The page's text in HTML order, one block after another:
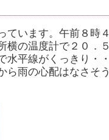
ています。午前８時４
横の温度計で２０．５
水平線がくっきり・・
ら雨の心配はなさそう